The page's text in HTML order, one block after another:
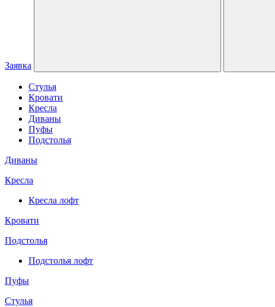
Заявка
Стулья
Кровати
Кресла
Диваны
Пуфы
Подстолья
Диваны
Кресла
Кресла лофт
Кровати
Подстолья
Подстолья лофт
Пуфы
Стулья